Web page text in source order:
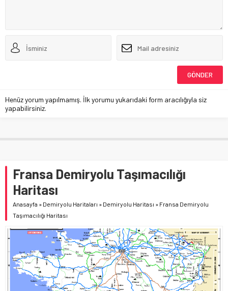
Henüz yorum yapılmamış. İlk yorumu yukarıdaki form aracılığıyla siz
yapabilirsiniz.
Fransa Demiryolu Taşımacılığı
Haritası
Anasayfa » Demiryolu Haritaları » Demiryolu Haritası » Fransa Demiryolu
Taşımacılığı Haritası